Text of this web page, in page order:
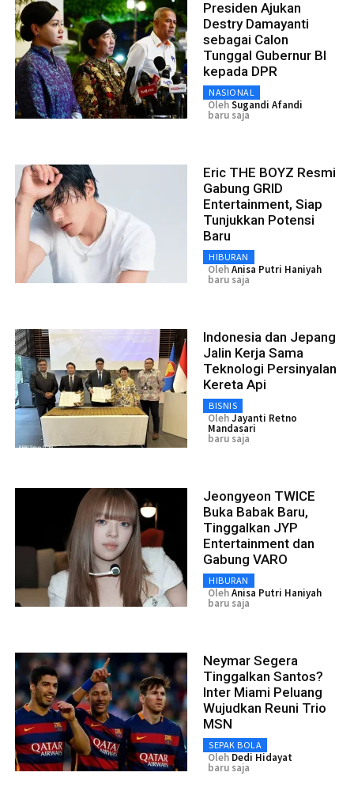
Presiden Ajukan
Destry Damayanti
sebagai Calon
Tunggal Gubernur BI
kepada DPR
NASIONAL
OlehSugandi Afandi
baru saja
Eric THE BOYZ Resmi
Gabung GRID
Entertainment, Siap
Tunjukkan Potensi
Baru
HIBURAN
OlehAnisa Putri Haniyah
baru saja
Indonesia dan Jepang
Jalin Kerja Sama
Teknologi Persinyalan
Kereta Api
BISNIS
OlehJayanti Retno
Mandasari
baru saja
Jeongyeon TWICE
Buka Babak Baru,
Tinggalkan JYP
Entertainment dan
Gabung VARO
HIBURAN
OlehAnisa Putri Haniyah
baru saja
Neymar Segera
Tinggalkan Santos?
Inter Miami Peluang
Wujudkan Reuni Trio
MSN
SEPAK BOLA
Oleh Dedi Hidayat
baru saja